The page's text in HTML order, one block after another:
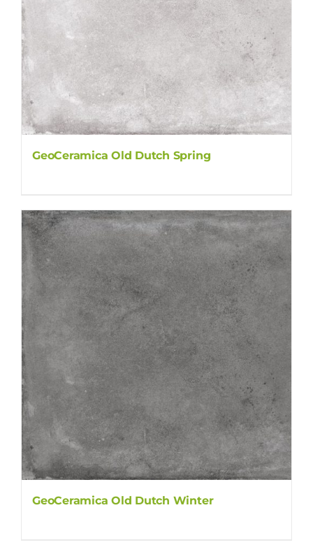
GeoCeramica Old Dutch Spring
GeoCeramica Old Dutch Winter